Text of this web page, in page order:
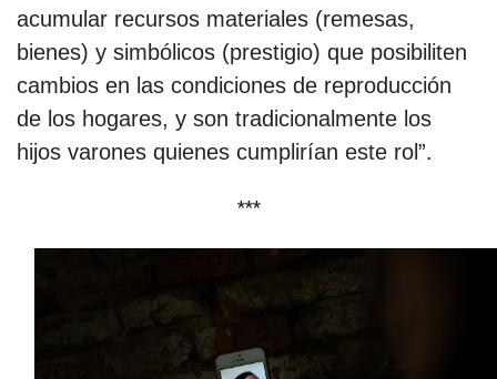
acumular recursos materiales (remesas,
bienes) y simbólicos (prestigio) que posibiliten
cambios en las condiciones de reproducción
de los hogares, y son tradicionalmente los
hijos varones quienes cumplirían este rol”.
***